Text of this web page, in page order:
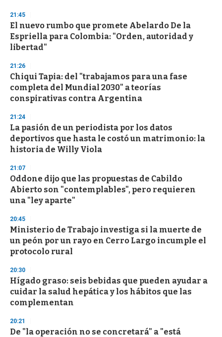
d
s
o
f
3
s
e
c
o
n
21:45
El nuevo rumbo que promete Abelardo De la
Espriella para Colombia: "Orden, autoridad y
libertad"
21:26
Chiqui Tapia: del "trabajamos para una fase
completa del Mundial 2030" a teorías
conspirativas contra Argentina
21:24
La pasión de un periodista por los datos
deportivos que hasta le costó un matrimonio: la
historia de Willy Viola
21:07
Oddone dijo que las propuestas de Cabildo
Abierto son "contemplables", pero requieren
una "ley aparte"
20:45
Ministerio de Trabajo investiga si la muerte de
un peón por un rayo en Cerro Largo incumple el
protocolo rural
20:30
Hígado graso: seis bebidas que pueden ayudar a
cuidar la salud hepática y los hábitos que las
complementan
20:21
De "la operación no se concretará" a "está